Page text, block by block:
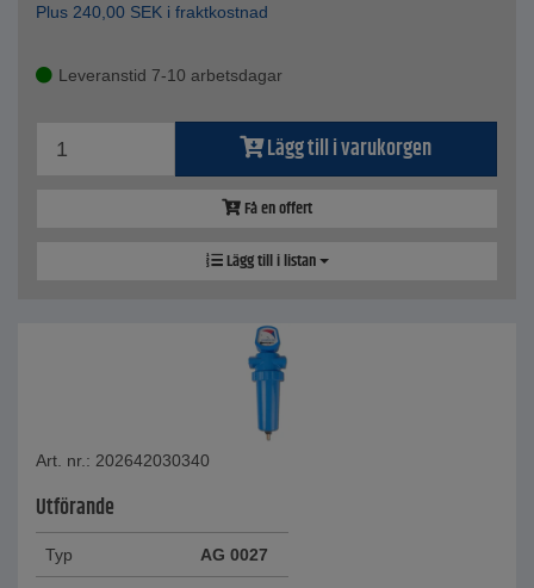
Plus 240,00 SEK i fraktkostnad
Leveranstid 7-10 arbetsdagar
Lägg till i varukorgen
Få en offert
Lägg till i listan
Art. nr.: 202642030340
Utförande
Typ AG 0027